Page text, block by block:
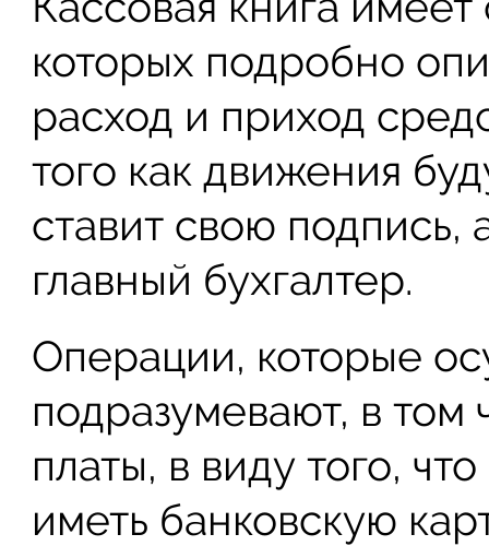
которых подробно
расход и приход
того как движения
ставит свою подпись,
главный бухгалтер.
Операции, которые
подразумевают, в том
платы, в виду того,
иметь банковскую